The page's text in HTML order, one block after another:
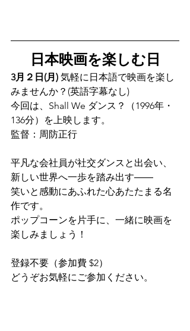
日本映画を楽しむ日
3月２日(月) 気軽に日本語で映画を楽し
みませんか？(英語字幕なし)
今回は、Shall We ダンス？（1996年・
136分）を上映します。
監督：周防正行
平凡な会社員が社交ダンスと出会い、
新しい世界へ一歩を踏み出す――
笑いと感動にあふれた心あたたまる名
作です。
ポップコーンを片手に、一緒に映画を
楽しみましょう！
登録不要（参加費 $2）
どうぞお気軽にご参加ください。